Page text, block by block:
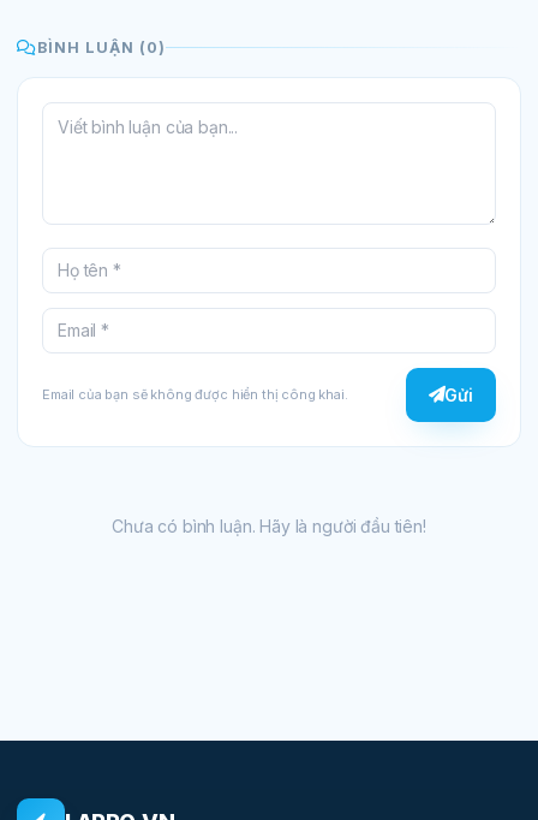
BÌNH LUẬN (0)
Email của bạn sẽ không được hiển thị công khai. Gửi
Chưa có bình luận. Hãy là người đầu tiên!